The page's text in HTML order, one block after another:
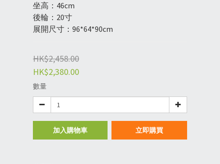
坐高：46cm
後輪：20寸
展開尺寸：96*64*90cm
HK$2,458.00
HK$2,380.00
數量
加入購物車 立即購買